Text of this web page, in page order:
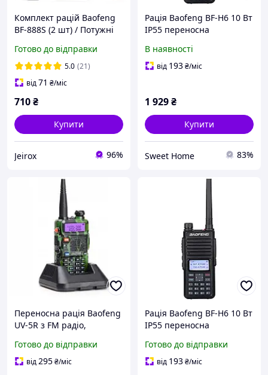
Комплект рацій Baofeng
BF-888S (2 шт) / Потужні
Відстань 10 км /
Професійні 16 каналів
Готово до відправки
5.0 (21)
від71 ₴/міс
710₴
Купити
Jeirox 96%
Рація Baofeng BF-H6 10 Вт
IP55 переносна
В наявності
від 193₴/міс
1 929₴
Купити
Sweet Home 83%
Переносна рація Baofeng
UV-5R з FM радіо,
корпус /Svart/ -stunning-
products-for-life-
Готово до відправки
від295₴/міс
Рація Baofeng BF-H6 10 Вт
IP55 переносна
:BRASIL:
Готово до відправки
від 193₴/міс